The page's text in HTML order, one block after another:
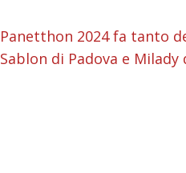
o
k
p
p
g
Panetthon 2024 fa tanto
Sablon di Padova e